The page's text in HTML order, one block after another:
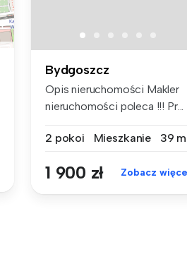
Bydgoszcz
Opis nieruchomości Makler
nieruchomości poleca !!! Pr...
2 pokoi Mieszkanie 39
1 900 zł Zobacz